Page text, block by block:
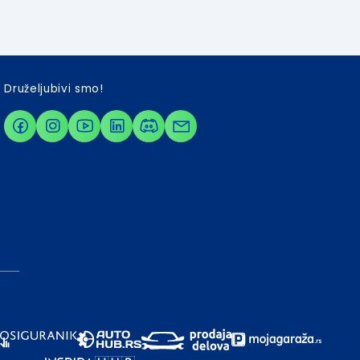
Druželjubivi smo!